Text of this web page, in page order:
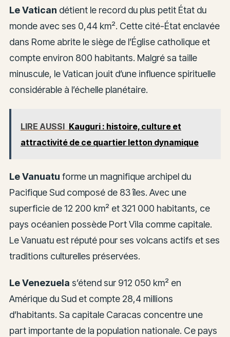
Le Vatican détient le record du plus petit État du
monde avec ses 0,44 km². Cette cité-État enclavée
dans Rome abrite le siège de l’Église catholique et
compte environ 800 habitants. Malgré sa taille
minuscule, le Vatican jouit d’une influence spirituelle
considérable à l’échelle planétaire.
LIRE AUSSI Kauguri : histoire, culture et
attractivité de ce quartier letton dynamique
Le Vanuatu forme un magnifique archipel du
Pacifique Sud composé de 83 îles. Avec une
superficie de 12 200 km² et 321 000 habitants, ce
pays océanien possède Port Vila comme capitale.
Le Vanuatu est réputé pour ses volcans actifs et ses
traditions culturelles préservées.
Le Venezuela s’étend sur 912 050 km² en
Amérique du Sud et compte 28,4 millions
d’habitants. Sa capitale Caracas concentre une
part importante de la population nationale. Ce pays